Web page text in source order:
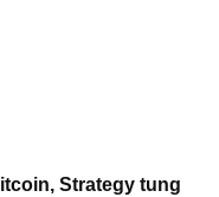
Strategy tung